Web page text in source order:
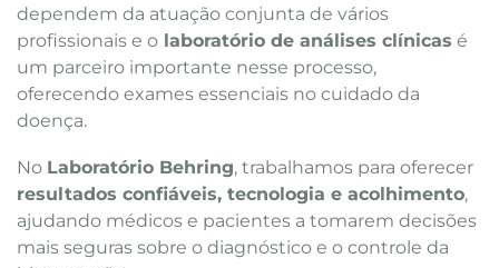
dependem da atuação conjunta de vários
profissionais e o laboratório de análises clínicas é
um parceiro importante nesse processo,
oferecendo exames essenciais no cuidado da
doença.
No Laboratório Behring, trabalhamos para oferecer
resultados confiáveis, tecnologia e acolhimento,
ajudando médicos e pacientes a tomarem decisões
mais seguras sobre o diagnóstico e o controle da